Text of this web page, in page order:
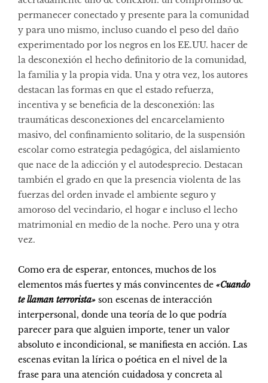
permanecer conectado y presente para la comunidad
y para uno mismo, incluso cuando el peso del daño
experimentado por los negros en los EE.UU. hacer de
la desconexión el hecho definitorio de la comunidad,
la familia y la propia vida. Una y otra vez, los autores
destacan las formas en que el estado refuerza,
incentiva y se beneficia de la desconexión: las
traumáticas desconexiones del encarcelamiento
masivo, del confinamiento solitario, de la suspensión
escolar como estrategia pedagógica, del aislamiento
que nace de la adicción y el autodesprecio. Destacan
también el grado en que la presencia violenta de las
fuerzas del orden invade el ambiente seguro y
amoroso del vecindario, el hogar e incluso el lecho
matrimonial en medio de la noche. Pero una y otra
vez.
Como era de esperar, entonces, muchos de los
elementos más fuertes y más convincentes de «Cuando
te llaman terrorista» son escenas de interacción
interpersonal, donde una teoría de lo que podría
parecer para que alguien importe, tener un valor
absoluto e incondicional, se manifiesta en acción. Las
escenas evitan la lírica o poética en el nivel de la
frase para una atención cuidadosa y concreta al